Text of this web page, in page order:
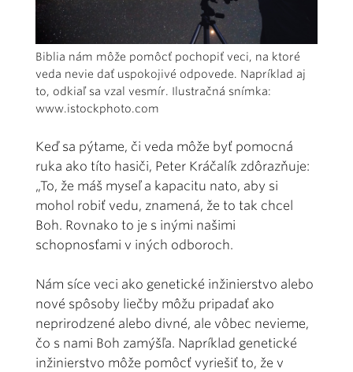
Biblia nám môže pomôcť pochopiť veci, na ktoré
veda nevie dať uspokojivé odpovede. Napríklad aj
to, odkiaľ sa vzal vesmír. Ilustračná snímka:
www.istockphoto.com
Keď sa pýtame, či veda môže byť pomocná
ruka ako títo hasiči, Peter Kráčalík zdôrazňuje:
„To, že máš myseľ a kapacitu nato, aby si
mohol robiť vedu, znamená, že to tak chcel
Boh. Rovnako to je s inými našimi
schopnosťami v iných odboroch.
Nám síce veci ako genetické inžinierstvo alebo
nové spôsoby liečby môžu pripadať ako
neprirodzené alebo divné, ale vôbec nevieme,
čo s nami Boh zamýšľa. Napríklad genetické
inžinierstvo môže pomôcť vyriešiť to, že v